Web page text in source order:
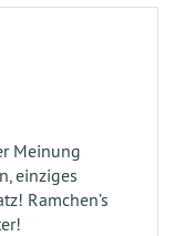
Meinung
einziges
Ramchen’s